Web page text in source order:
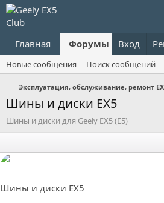
Главная Форумы Что
Вход
Новые сообщения Поиск сообщений
Эксплуатация, обслуживание, ремонт
Шины и диски EX5
Шины и диски для Geely EX5 (E5)
Шины и диски EX5